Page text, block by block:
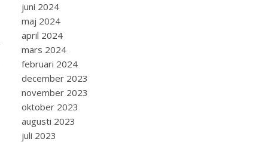
juni 2024
maj 2024
april 2024
mars 2024
februari 2024
december 2023
november 2023
oktober 2023
augusti 2023
juli 2023